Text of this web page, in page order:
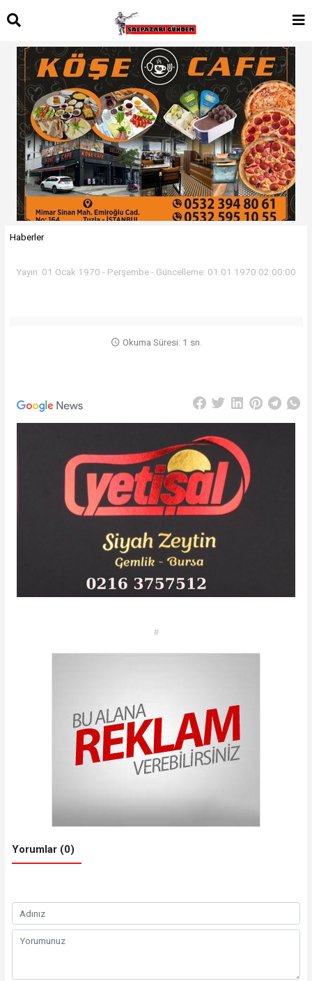
Haberler
Yayın: 01 Ocak 1970 - Perşembe - Güncelleme: 01.01.1970 02:00:00
Okuma Süresi: 1 sn.
#
Yorumlar (0)